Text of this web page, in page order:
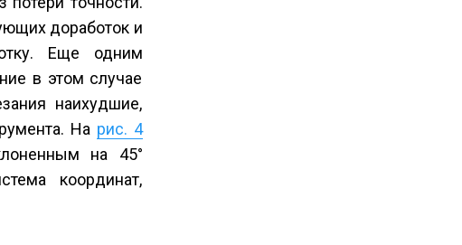
доработок и
Еще одним
в этом случае
наихудшие,
На рис. 4
на 45°
координат,